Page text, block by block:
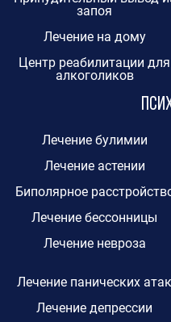
запоя
Лечение на дому
Центр реабилитации для
алкоголиков
Лечение булимии
Лечение астении
Биполярное
Лечение бессонницы
Лечение невроза
Лечение панических атак
Лечение депрессии